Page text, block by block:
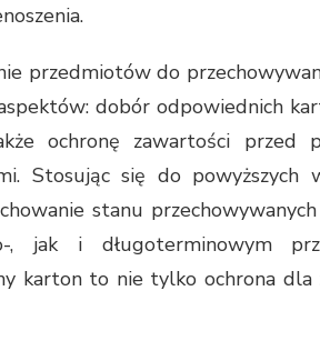
przedmiotów do
dobór odpowiednich
ochronę zawartości przed
Stosując się do powyższych
stanu
, jak i długoterminowym
karton to nie tylko ochrona dla